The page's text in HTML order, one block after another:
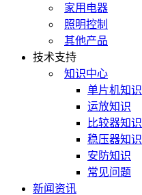
家用电器
照明控制
其他产品
技术支持
知识中心
单片机知识
运放知识
比较器知识
稳压器知识
安防知识
常见问题
新闻资讯